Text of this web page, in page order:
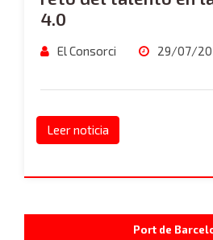
4.0
El Consorci 29/07/
Leer noticia
Port de